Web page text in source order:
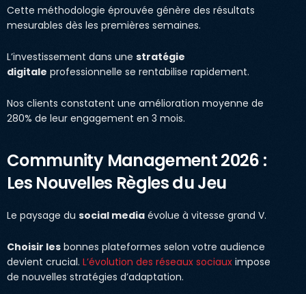
Cette méthodologie éprouvée génère des résultats
mesurables dès les premières semaines.
L’investissement dans une stratégie
digitale professionnelle se rentabilise rapidement.
Nos clients constatent une amélioration moyenne de
280% de leur engagement en 3 mois.
Community Management 2026 :
Les Nouvelles Règles du Jeu
Le paysage du social media évolue à vitesse grand V.
Choisir les bonnes plateformes selon votre audience
devient crucial. L’évolution des réseaux sociaux impose
de nouvelles stratégies d’adaptation.